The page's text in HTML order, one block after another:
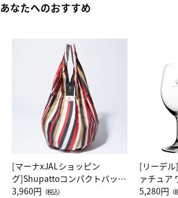
あなたへのおすすめ
[マーナxJALショッピン
グ]Shupattoコンパクトバッグ
Drop JAL客室乗務員（LC）ス
3,960円 （税込）
[リーデ
ァチュア
ト（レッ
5,280円 （